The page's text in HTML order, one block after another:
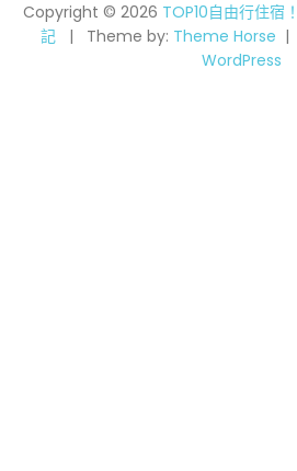
Copyright © 2026 TOP10自由行住宿
記
Theme by: Theme Horse
WordPress